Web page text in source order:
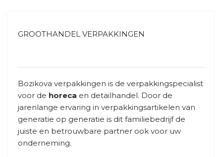
GROOTHANDEL VERPAKKINGEN
Bozikova verpakkingen is de verpakkingspecialist
voor de horeca en detailhandel. Door de
jarenlange ervaring in verpakkingsartikelen van
generatie op generatie is dit familiebedrijf de
juiste en betrouwbare partner ook voor uw
onderneming.